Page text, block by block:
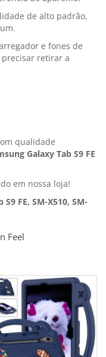
de alto padrão,
e fones de
retirar a
qualidade
Galaxy Tab S9 FE
em nossa loja!
FE, SM-X510, SM-
Feel